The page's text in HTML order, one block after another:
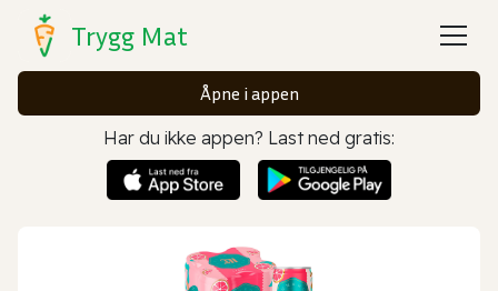
Trygg Mat
Åpne i appen
Har du ikke appen? Last ned gratis: